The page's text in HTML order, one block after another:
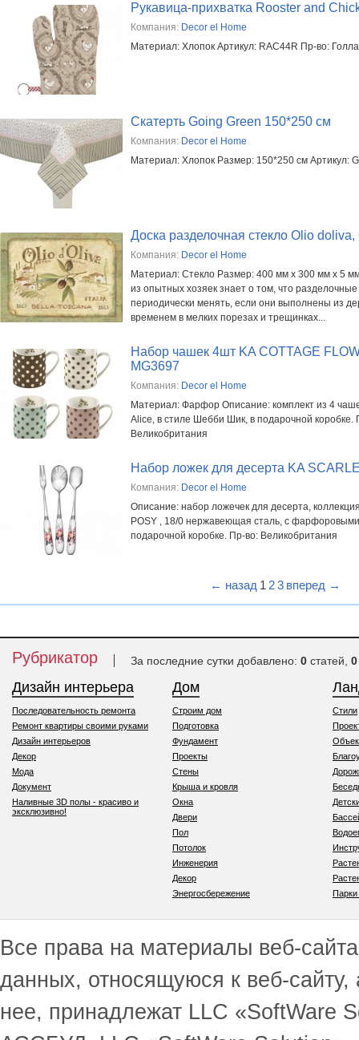
Рукавица-прихватка Rooster and
Компания: Decor el Home
Материал: Хлопок Артикул: RAC44R Пр-во:
Скатерть Going Green 150*250 см
Компания: Decor el Home
Материал: Хлопок Размер: 150*250 см Артикул:
Доска разделочная стекло Olio
Компания: Decor el Home
Материал: Стекло Размер: 400 мм х 300 мм х 5
из опытных хозяек знает о том, что
периодически менять, если они выполнены из
временем в мелких порезах и трещинках...
Набор чашек 4шт KA COTTAGE
MG3697
Компания: Decor el Home
Материал: Фарфор Описание: комплект из 4
Alice, в стиле Шебби Шик, в подарочной коробке.
Великобритания
Набор ложек для десерта KA
Компания: Decor el Home
Описание: набор ложечек для десерта,
POSY , 18/0 нержавеющая сталь, с фарфоровыми
подарочной коробке. Пр-во: Великобритания
← назад 1 2 3 вперед →
Рубрикатор За последние сутки добавлено: 0 статей, 0
Дизайн интерьера
Последовательность ремонта
Ремонт квартиры своими руками
Дизайн интерьеров
Декор
Мода
Документ
Наливные 3D полы - красиво и
эксклюзивно!
Дом
Строим дом
Подготовка
Фундамент
Проекты
Стены
Крыша и кровля
Окна
Двери
Пол
Потолок
Инженерия
Декор
Энергосбережение
Стили
Все права на материалы веб-
данных, относящуюся к веб-
нее, принадлежат LLC